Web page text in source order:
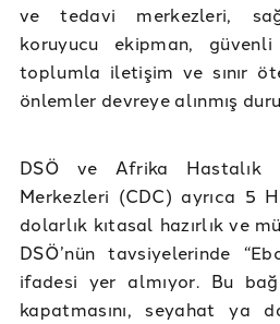
ve tedavi merkezleri,
koruyucu ekipman,
toplumla iletişim ve sınır
önlemler devreye alınmış
DSÖ ve Afrika Hastalık
Merkezleri (CDC) ayrıca 5
dolarlık kıtasal hazırlık ve
DSÖ’nün tavsiyelerinde
ifadesi yer almıyor. Bu
kapatmasını, seyahat ya